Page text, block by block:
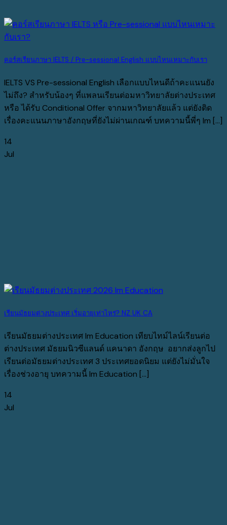
คอร์สเรียนภาษา IELTS / Pre-sessional English แบบไหนเหมาะกับเรา
IELTS VS Pre-sessional English เลือกแบบไหนดีถ้าคะแนนยัง
ไม่ถึง? สำหรับน้องๆ ที่แพลนเรียนต่อมหาวิทยาลัยต่างประเทศ
หรือ ได้รับ Conditional Offer จากมหาวิทยาลัยแล้ว แต่ยังติด
เรื่องคะแนนภาษาอังกฤษที่ยังไม่ผ่านเกณฑ์ บทความนี้พี่ๆ Im [...]
14
Jul
เรียนมัธยมต่างประเทศ เริ่มอายุเท่าไหร่? NZ UK CA
เรียนมัธยมต่างประเทศ Im Education เทียบไทม์ไลน์เรียนต่อ
ต่างประเทศ มัธยมนิวซีแลนด์ แคนาดา อังกฤษ อยากส่งลูกไป
เรียนต่อมัธยมต่างประเทศ 3 ประเทศยอดนิยม แต่ยังไม่มั่นใจ
เรื่องช่วงอายุ บทความนี้ Im Education [...]
14
Jul